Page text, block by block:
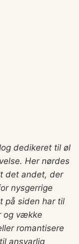
dedikeret til øl
Her nørdes
det andet, der
nysgerrige
på siden har til
og vække
romantisere
ansvarlig